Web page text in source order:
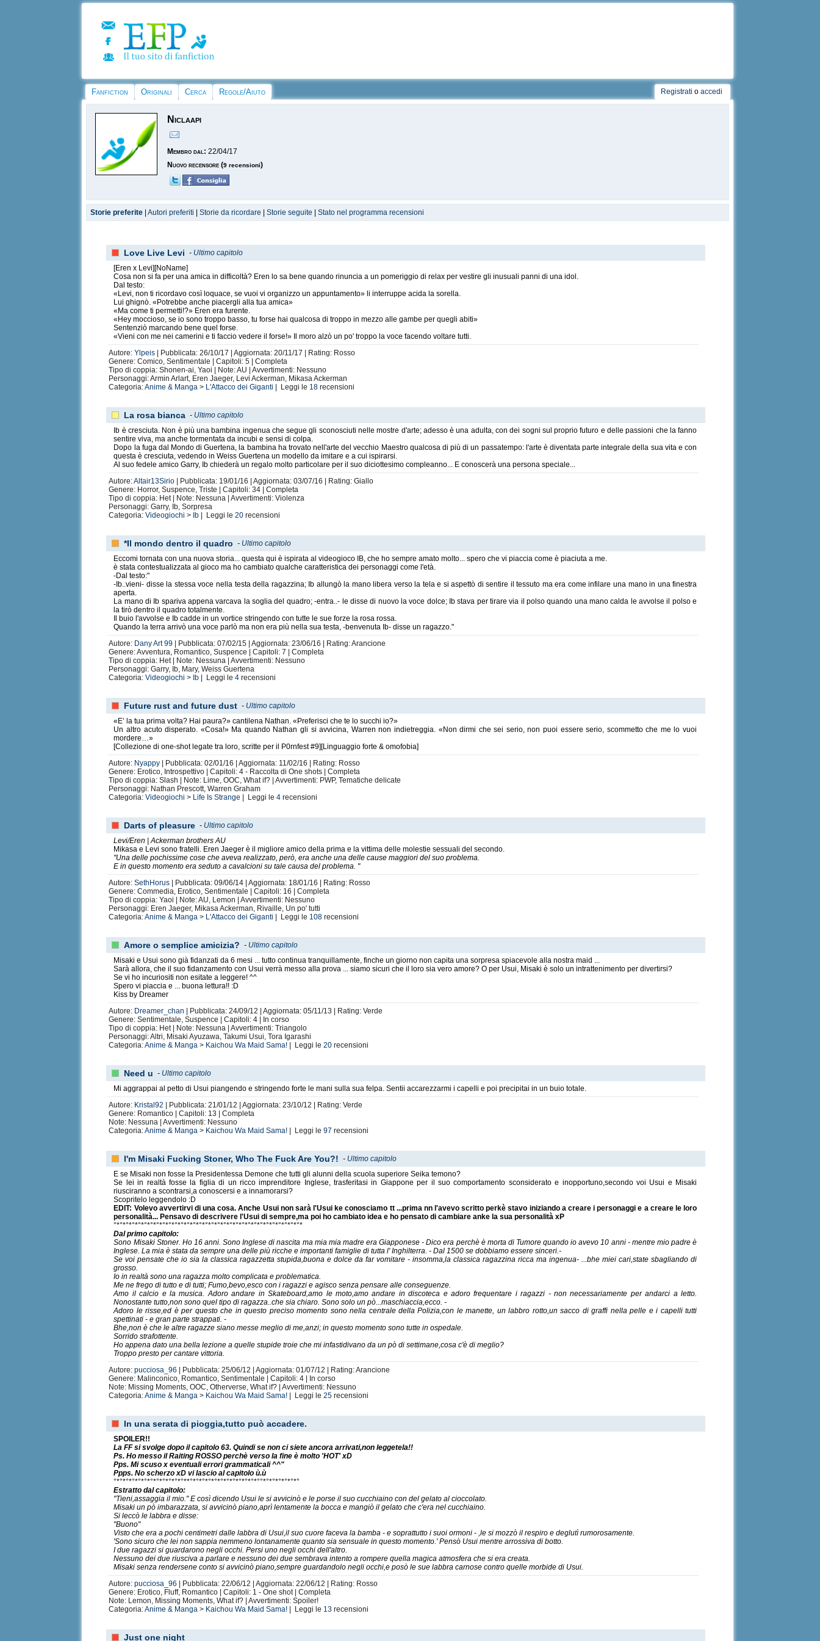
Fanfiction Originali Cerca Regole/Aiuto Registrati o accedi
Niclaapi
Membro dal: 22/04/17
Nuovo recensore (9 recensioni)
Storie preferite |Autori preferiti |Storie da ricordare |Storie seguite |Stato nel programma recensioni
Love Live Levi - Ultimo capitolo
[Eren x Levi][NoName]
Cosa non si fa per una amica in difficoltà? Eren lo sa bene quando rinuncia a un pomeriggio di relax per vestire gli inusuali panni di una idol.
Dal testo:
«Levi, non ti ricordavo così loquace, se vuoi vi organizzo un appuntamento» li interruppe acida la sorella.
Lui ghignò. «Potrebbe anche piacergli alla tua amica»
«Ma come ti permetti!?» Eren era furente.
«Hey moccioso, se io sono troppo basso, tu forse hai qualcosa di troppo in mezzo alle gambe per quegli abiti»
Sentenziò marcando bene quel forse.
«Vieni con me nei camerini e ti faccio vedere il forse!» Il moro alzò un po' troppo la voce facendo voltare tutti.
Autore:Ylpeis | Pubblicata: 26/10/17 | Aggiornata: 20/11/17 | Rating: Rosso
Genere: Comico, Sentimentale | Capitoli: 5 | Completa
Tipo di coppia: Shonen-ai, Yaoi | Note: AU | Avvertimenti: Nessuno
Personaggi: Armin Arlart, Eren Jaeger, Levi Ackerman, Mikasa Ackerman
Categoria:Anime & Manga > L'Attacco dei Giganti | Leggi le 18 recensioni
La rosa bianca - Ultimo capitolo
Ib è cresciuta. Non è più una bambina ingenua che segue gli sconosciuti nelle mostre d'arte; adesso è una adulta, con dei sogni sul proprio futuro e delle passioni che la fanno
sentire viva, ma anche tormentata da incubi e sensi di colpa.
Dopo la fuga dal Mondo di Guertena, la bambina ha trovato nell'arte del vecchio Maestro qualcosa di più di un passatempo: l'arte è diventata parte integrale della sua vita e con
questa è cresciuta, vedendo in Weiss Guertena un modello da imitare e a cui ispirarsi.
Al suo fedele amico Garry, Ib chiederà un regalo molto particolare per il suo diciottesimo compleanno... E conoscerà una persona speciale...
Autore:Altair13Sirio | Pubblicata: 19/01/16 | Aggiornata: 03/07/16 | Rating: Giallo
Genere: Horror, Suspence, Triste | Capitoli: 34 | Completa
Tipo di coppia: Het | Note: Nessuna | Avvertimenti: Violenza
Personaggi: Garry, Ib, Sorpresa
Categoria:Videogiochi > Ib | Leggi le20 recensioni
*Il mondo dentro il quadro - Ultimo capitolo
Eccomi tornata con una nuova storia... questa qui è ispirata al videogioco IB, che ho sempre amato molto... spero che vi piaccia come è piaciuta a me.
è stata contestualizzata al gioco ma ho cambiato qualche caratteristica dei personaggi come l'età.
-Dal testo:"
-Ib..vieni- disse la stessa voce nella testa della ragazzina; Ib allungò la mano libera verso la tela e si aspettò di sentire il tessuto ma era come infilare una mano in una finestra
aperta.
La mano di Ib spariva appena varcava la soglia del quadro; -entra..- le disse di nuovo la voce dolce; Ib stava per tirare via il polso quando una mano calda le avvolse il polso e
la tirò dentro il quadro totalmente.
Il buio l'avvolse e Ib cadde in un vortice stringendo con tutte le sue forze la rosa rossa.
Quando la terra arrivò una voce parlò ma non era più nella sua testa, -benvenuta Ib- disse un ragazzo."
Autore: Dany Art 99 | Pubblicata: 07/02/15 | Aggiornata: 23/06/16 | Rating: Arancione
Genere: Avventura, Romantico, Suspence | Capitoli: 7 | Completa
Tipo di coppia: Het | Note: Nessuna | Avvertimenti: Nessuno
Personaggi: Garry, Ib, Mary, Weiss Guertena
Categoria:Videogiochi > Ib | Leggi le4 recensioni
Future rust and future dust - Ultimo capitolo
«E’ la tua prima volta? Hai paura?» cantilena Nathan. «Preferisci che te lo succhi io?»
Un altro acuto disperato. «Cosa!» Ma quando Nathan gli si avvicina, Warren non indietreggia. «Non dirmi che sei serio, non puoi essere serio, scommetto che me lo vuoi
mordere…»
[Collezione di one-shot legate tra loro, scritte per il P0rnfest #9][Linguaggio forte & omofobia]
Autore: Nyappy | Pubblicata: 02/01/16 | Aggiornata: 11/02/16 | Rating: Rosso
Genere: Erotico, Introspettivo | Capitoli: 4 - Raccolta di One shots | Completa
Tipo di coppia: Slash | Note: Lime, OOC, What if? | Avvertimenti: PWP, Tematiche delicate
Personaggi: Nathan Prescott, Warren Graham
Categoria:Videogiochi > Life Is Strange | Leggi le4 recensioni
Darts of pleasure - Ultimo capitolo
Levi/Eren | Ackerman brothers AU
Mikasa e Levi sono fratelli. Eren Jaeger è il migliore amico della prima e la vittima delle molestie sessuali del secondo.
"Una delle pochissime cose che aveva realizzato, però, era anche una delle cause maggiori del suo problema.
E in questo momento era seduto a cavalcioni su tale causa del problema. "
Autore:SethHorus | Pubblicata: 09/06/14 | Aggiornata: 18/01/16 | Rating: Rosso
Genere: Commedia, Erotico, Sentimentale | Capitoli: 16 | Completa
Tipo di coppia: Yaoi | Note: AU, Lemon | Avvertimenti: Nessuno
Personaggi: Eren Jaeger, Mikasa Ackerman, Rivaille, Un po' tutti
Categoria:Anime & Manga > L'Attacco dei Giganti | Leggi le 108 recensioni
Amore o semplice amicizia? - Ultimo capitolo
Misaki e Usui sono già fidanzati da 6 mesi ... tutto continua tranquillamente, finche un giorno non capita una sorpresa spiacevole alla nostra maid ...
Sarà allora, che il suo fidanzamento con Usui verrà messo alla prova ... siamo sicuri che il loro sia vero amore? O per Usui, Misaki è solo un intrattenimento per divertirsi?
Se vi ho incuriositi non esitate a leggere! ^^
Spero vi piaccia e ... buona lettura!! :D
Kiss by Dreamer
Autore: Dreamer_chan
| Pubblicata: 24/09/12 | Aggiornata: 05/11/13 | Rating: Verde
Genere: Sentimentale, Suspence | Capitoli: 4 | In corso
Tipo di coppia: Het | Note: Nessuna | Avvertimenti: Triangolo
Personaggi: Altri, Misaki Ayuzawa, Takumi Usui, Tora Igarashi
Categoria:Anime & Manga > Kaichou Wa Maid Sama! | Leggi le20 recensioni
Need u - Ultimo capitolo
Mi aggrappai al petto di Usui piangendo e stringendo forte le mani sulla sua felpa. Sentii accarezzarmi i capelli e poi precipitai in un buio totale.
Autore: Kristal92
| Pubblicata: 21/01/12 | Aggiornata: 23/10/12 | Rating: Verde
Genere: Romantico | Capitoli: 13 | Completa
Note: Nessuna | Avvertimenti: Nessuno
Categoria:Anime & Manga > Kaichou Wa Maid Sama! | Leggi le97 recensioni
I'm Misaki Fucking Stoner, Who The Fuck Are You?! - Ultimo capitolo
E se Misaki non fosse la Presidentessa Demone che tutti gli alunni della scuola superiore Seika temono?
Se lei in realtà fosse la figlia di un ricco imprenditore Inglese, trasferitasi in Giappone per il suo comportamento sconsiderato e inopportuno,secondo voi Usui e Misaki
riusciranno a scontrarsi,a conoscersi e a innamorarsi?
Scopritelo leggendolo :D
EDIT: Volevo avvertirvi di una cosa. Anche Usui non sarà l'Usui ke conosciamo tt ...prima nn l'avevo scritto perkè stavo iniziando a creare i personaggi e a creare le loro
personalità... Pensavo di descrivere l'Usui di sempre,ma poi ho cambiato idea e ho pensato di cambiare anke la sua personalità xP
°*°*°*°*°*°*°*°*°*°*°*°*°*°*°*°*°*°*°*°*°*°*°*°*°*°*°*°*°*°*°*
Dal primo capitolo:
Sono Misaki Stoner. Ho 16 anni. Sono Inglese di nascita ma mia mia madre era Giapponese - Dico era perchè è morta di Tumore quando io avevo 10 anni - mentre mio padre è
Inglese. La mia è stata da sempre una delle più ricche e importanti famiglie di tutta l' Inghilterra. - Dal 1500 se dobbiamo essere sinceri.-
Se voi pensate che io sia la classica ragazzetta stupida,buona e dolce da far vomitare - insomma,la classica ragazzina ricca ma ingenua- ...bhe miei cari,state sbagliando di
grosso.
Io in realtà sono una ragazza molto complicata e problematica.
Me ne frego di tutto e di tutti; Fumo,bevo,esco con i ragazzi e agisco senza pensare alle conseguenze.
Amo il calcio e la musica. Adoro andare in Skateboard,amo le moto,amo andare in discoteca e adoro frequentare i ragazzi - non necessariamente per andarci a letto.
Nonostante tutto,non sono quel tipo di ragazza..che sia chiaro. Sono solo un pò...maschiaccia,ecco. -
Adoro le risse,ed è per questo che in questo preciso momento sono nella centrale della Polizia,con le manette, un labbro rotto,un sacco di graffi nella pelle e i capelli tutti
spettinati - e gran parte strappati. -
Bhe,non è che le altre ragazze siano messe meglio di me,anzi; in questo momento sono tutte in ospedale.
Sorrido strafottente.
Ho appena dato una bella lezione a quelle stupide troie che mi infastidivano da un pò di settimane,cosa c'è di meglio?
Troppo presto per cantare vittoria.
Autore:pucciosa_96
| Pubblicata: 25/06/12 | Aggiornata: 01/07/12 | Rating: Arancione
Genere: Malinconico, Romantico, Sentimentale | Capitoli: 4 | In corso
Note: Missing Moments, OOC, Otherverse, What if? | Avvertimenti: Nessuno
Categoria:Anime & Manga > Kaichou Wa Maid Sama! | Leggi le25 recensioni
In una serata di pioggia,tutto può accadere.
SPOILER!!
La FF si svolge dopo il capitolo 63. Quindi se non ci siete ancora arrivati,non leggetela!!
Ps. Ho messo il Raiting ROSSO perchè verso la fine è molto 'HOT' xD
Pps. Mi scuso x eventuali errori grammaticali ^^"
Ppps. No scherzo xD vi lascio al capitolo ù.ù
°*°*°*°*°*°*°*°*°*°*°*°**°*°*°*°*°*°*°*°*°*°*°*°°*°*°*°*°*°*°
Estratto dal capitolo:
"Tieni,assaggia il mio." E così dicendo Usui le si avvicinò e le porse il suo cucchiaino con del gelato al cioccolato.
Misaki un pò imbarazzata, si avvicinò piano,aprì lentamente la bocca e mangiò il gelato che c'era nel cucchiaino.
Si leccò le labbra e disse:
"Buono"
Visto che era a pochi centimetri dalle labbra di Usui,il suo cuore faceva la bamba - e soprattutto i suoi ormoni - ,le si mozzò il respiro e deglutì rumorosamente.
'Sono sicuro che lei non sappia nemmeno lontanamente quanto sia sensuale in questo momento.' Pensò Usui mentre arrossiva di botto.
I due ragazzi si guardarono negli occhi. Persi uno negli occhi dell'altro.
Nessuno dei due riusciva a parlare e nessuno dei due sembrava intento a rompere quella magica atmosfera che si era creata.
Misaki senza rendersene conto si avvicinò piano,sempre guardandolo negli occhi,e posò le sue labbra carnose contro quelle morbide di Usui.
Autore:pucciosa_96
| Pubblicata: 22/06/12 | Aggiornata: 22/06/12 | Rating: Rosso
Genere: Erotico, Fluff, Romantico | Capitoli: 1 - One shot | Completa
Note: Lemon, Missing Moments, What if? | Avvertimenti: Spoiler!
Categoria:Anime & Manga > Kaichou Wa Maid Sama! | Leggi le 13 recensioni
Just one night